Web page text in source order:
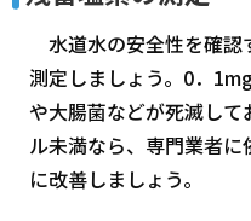
水道水の安全性を確認
測定しましょう。0．
や大腸菌などが死滅し
ル未満なら、専門業者
に改善しましょう。